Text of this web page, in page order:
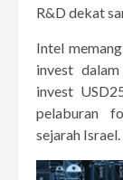
R&D dekat
Intel
invest
invest
pelaburan
sejarah Israel.